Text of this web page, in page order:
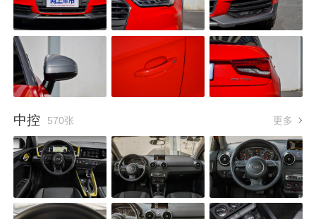
中控 570张 更多